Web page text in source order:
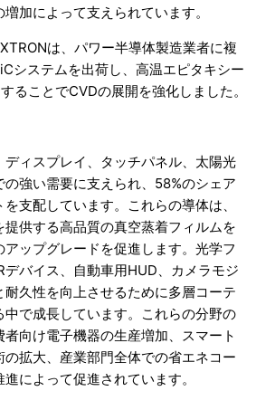
加によって支えられています。
は、パワー半導体製造業者に複
システムを出荷し、高温エピタキシー
ることでCVDの展開を強化しました。
ディスプレイ、タッチパネル、太陽光
の強い需要に支えられ、58%のシェア
支配しています。これらの導体は、
提供する高品質の真空蒸着フィルムを
アップグレードを促進します。光学フ
デバイス、自動車用HUD、カメラモジ
耐久性を向上させるために多層コーテ
中で成長しています。これらの分野の
向け電子機器の生産増加、スマート
の拡大、産業部門全体での省エネコー
によって促進されています。